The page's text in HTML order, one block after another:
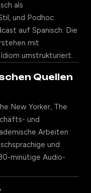
als
und Podhoc
auf Spanisch. Die
mit
umstrukturiert.
Quellen
New Yorker, The
und
Arbeiten
und
minütige Audio-